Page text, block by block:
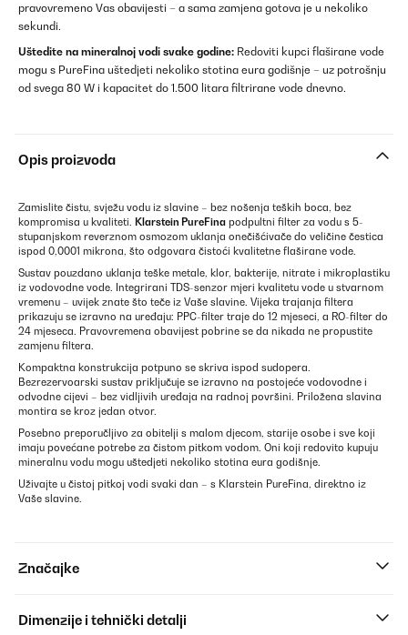
pravovremeno Vas obavijesti – a sama zamjena gotova je u nekoliko
sekundi.
Uštedite na mineralnoj vodi svake godine: Redoviti kupci flaširane vode
mogu s PureFina uštedjeti nekoliko stotina eura godišnje – uz potrošnju
od svega 80 W i kapacitet do 1.500 litara filtrirane vode dnevno.
Opis proizvoda
Zamislite čistu, svježu vodu iz slavine – bez nošenja teških boca, bez
kompromisa u kvaliteti. Klarstein PureFina podpultni filter za vodu s 5-
stupanjskom reverznom osmozom uklanja onečišćivače do veličine čestica
ispod 0,0001 mikrona, što odgovara čistoći kvalitetne flaširane vode.
Sustav pouzdano uklanja teške metale, klor, bakterije, nitrate i mikroplastiku
iz vodovodne vode. Integrirani TDS-senzor mjeri kvalitetu vode u stvarnom
vremenu – uvijek znate što teče iz Vaše slavine. Vijeka trajanja filtera
prikazuju se izravno na uređaju: PPC-filter traje do 12 mjeseci, a RO-filter do
24 mjeseca. Pravovremena obavijest pobrine se da nikada ne propustite
zamjenu filtera.
Kompaktna konstrukcija potpuno se skriva ispod sudopera.
Bezrezervoarski sustav priključuje se izravno na postojeće vodovodne i
odvodne cijevi – bez vidljivih uređaja na radnoj površini. Priložena slavina
montira se kroz jedan otvor.
Posebno preporučljivo za obitelji s malom djecom, starije osobe i sve koji
imaju povećane potrebe za čistom pitkom vodom. Oni koji redovito kupuju
mineralnu vodu mogu uštedjeti nekoliko stotina eura godišnje.
Uživajte u čistoj pitkoj vodi svaki dan – s Klarstein PureFina, direktno iz
Vaše slavine.
Značajke
Dimenzije i tehnički detalji